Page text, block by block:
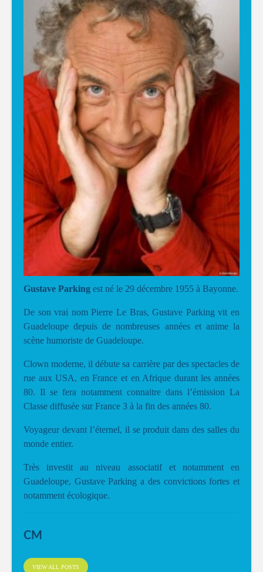
Gustave Parking est né le 29 décembre 1955 à Bayonne.
De son vrai nom Pierre Le Bras, Gustave Parking vit en
Guadeloupe depuis de nombreuses années et anime la
scène humoriste de Guadeloupe.
Clown moderne, il débute sa carrière par des spectacles de
rue aux USA, en France et en Afrique durant les années
80. Il se fera notamment connaitre dans l’émission La
Classe diffusée sur France 3 à la fin des années 80.
Voyageur devant l’éternel, il se produit dans des salles du
monde entier.
Très investit au niveau associatif et notamment en
Guadeloupe, Gustave Parking a des convictions fortes et
notamment écologique.
CM
VIEW ALL POSTS